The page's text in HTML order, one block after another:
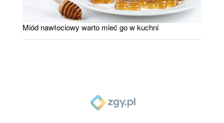
Miód nawłociowy warto mieć go w kuchni